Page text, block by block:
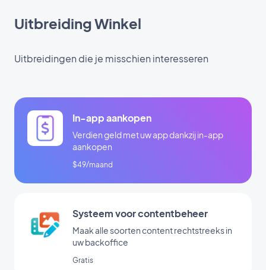
Uitbreiding Winkel
Uitbreidingen die je misschien interesseren
In-app aankopen
Verdien geld met uw app dankzij in-app
aankopen
$49/maand
Systeem voor contentbeheer
Maak alle soorten content rechtstreeks in
uw backoffice
Gratis